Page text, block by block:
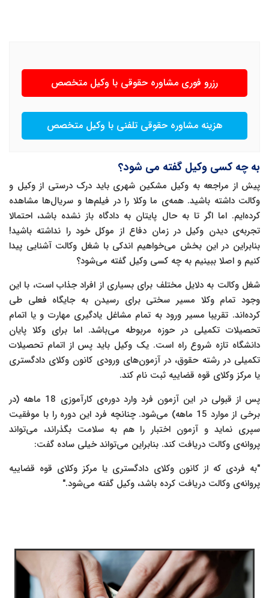
رزرو فوری مشاوره حقوقی با وکیل متخصص
هزینه مشاوره حقوقی تلفنی با وکیل متخصص
به چه کسی وکیل گفته می شود؟
پیش از مراجعه به وکیل مشکین شهری باید درک درستی از وکیل و
وکالت داشته باشید. همه‌ی ما وکلا را در فیلم‌ها و سریال‌ها مشاهده
کرده‌ایم. اما اگر تا به حال پایتان به دادگاه باز نشده باشد، احتمالا
تجربه‌ی دیدن وکیل در زمان دفاع از موکل خود را نداشته باشید!
بنابراین در این بخش می‌خواهیم اندکی با شغل وکالت آشنایی پیدا
کنیم و اصلا ببینیم به چه کسی وکیل گفته می‌شود؟
شغل وکالت به دلایل مختلف برای بسیاری از افراد جذاب است، با این
وجود تمام وکلا مسیر سختی برای رسیدن به جایگاه فعلی طی
کرده‌اند. تقریبا مسیر ورود به تمام مشاغل یادگیری مهارت و یا اتمام
تحصیلات تکمیلی در حوزه مربوطه می‌باشد. اما برای وکلا پایان
دانشگاه تازه شروع راه است. یک وکیل باید پس از اتمام تحصیلات
تکمیلی در رشته حقوق، در آزمون‌های ورودی کانون وکلای دادگستری
یا مرکز وکلای قوه قضاییه ثبت نام کند.
پس از قبولی در این آزمون فرد وارد دوره‌ی کارآموزی 18 ماهه (در
برخی از موارد 15 ماهه) می‌شود. چنانچه فرد این دوره را با موفقیت
سپری نماید و آزمون اختبار را هم به سلامت بگذراند، می‌تواند
پروانه‌ی وکالت دریافت کند. بنابراین می‌تواند خیلی ساده گفت:
"به فردی که از کانون وکلای دادگستری یا مرکز وکلای قوه قضاییه
پروانه‌ی وکالت دریافت کرده باشد، وکیل گفته می‌شود."